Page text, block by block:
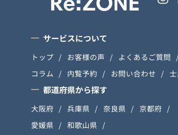
サービスについて
トップ お客様の声 よくあるご質問
コラム
内覧予約 お問い合わせ
都道府県から探す
大阪府 兵庫県 奈良県
京都府
愛媛県
和歌山県